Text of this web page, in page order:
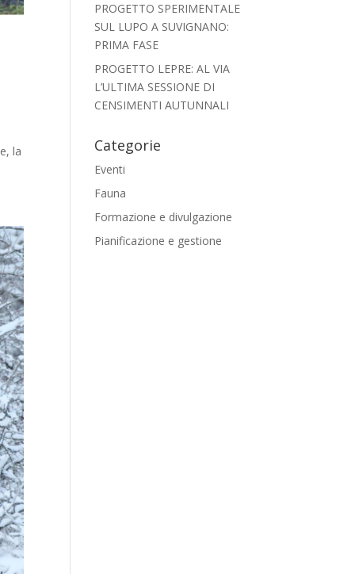
la
PROGETTO SPERIMENTALE
SUL LUPO A SUVIGNANO:
PRIMA FASE
PROGETTO LEPRE: AL VIA
L’ULTIMA SESSIONE DI
CENSIMENTI AUTUNNALI
Categorie
Eventi
Fauna
Formazione e divulgazione
Pianificazione e gestione